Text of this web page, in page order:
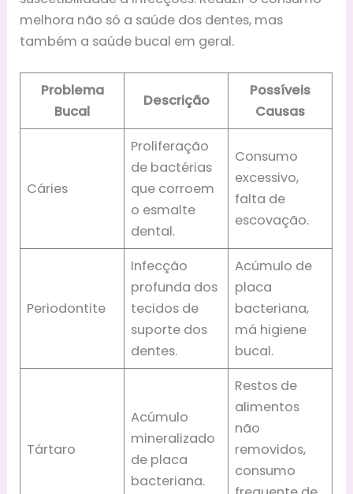
melhora não só a saúde dos dentes, mas
também a saúde bucal em geral.
Problema
Bucal
Descrição
Possíveis
Causas
Cáries
Proliferação
de bactérias
que corroem
o esmalte
dental.
Consumo
excessivo,
falta de
escovação.
Periodontite
Infecção
profunda dos
tecidos de
suporte dos
dentes.
Acúmulo de
placa
bacteriana,
má higiene
bucal.
Tártaro
Acúmulo
mineralizado
de placa
bacteriana.
Restos de
alimentos
não
removidos,
consumo